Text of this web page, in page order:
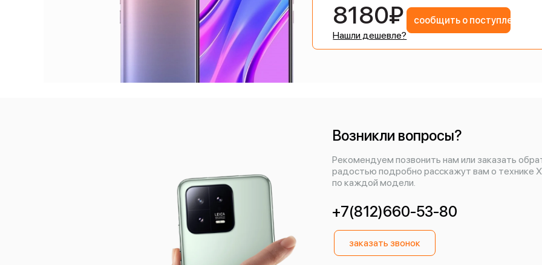
8180₽
Нашли дешевле?
сообщить о поступлении
Возникли вопросы?
Рекомендуем позвонить нам или заказать
радостью подробно расскажут вам о технике
по каждой модели.
+7(812)660-53-80
заказать звонок